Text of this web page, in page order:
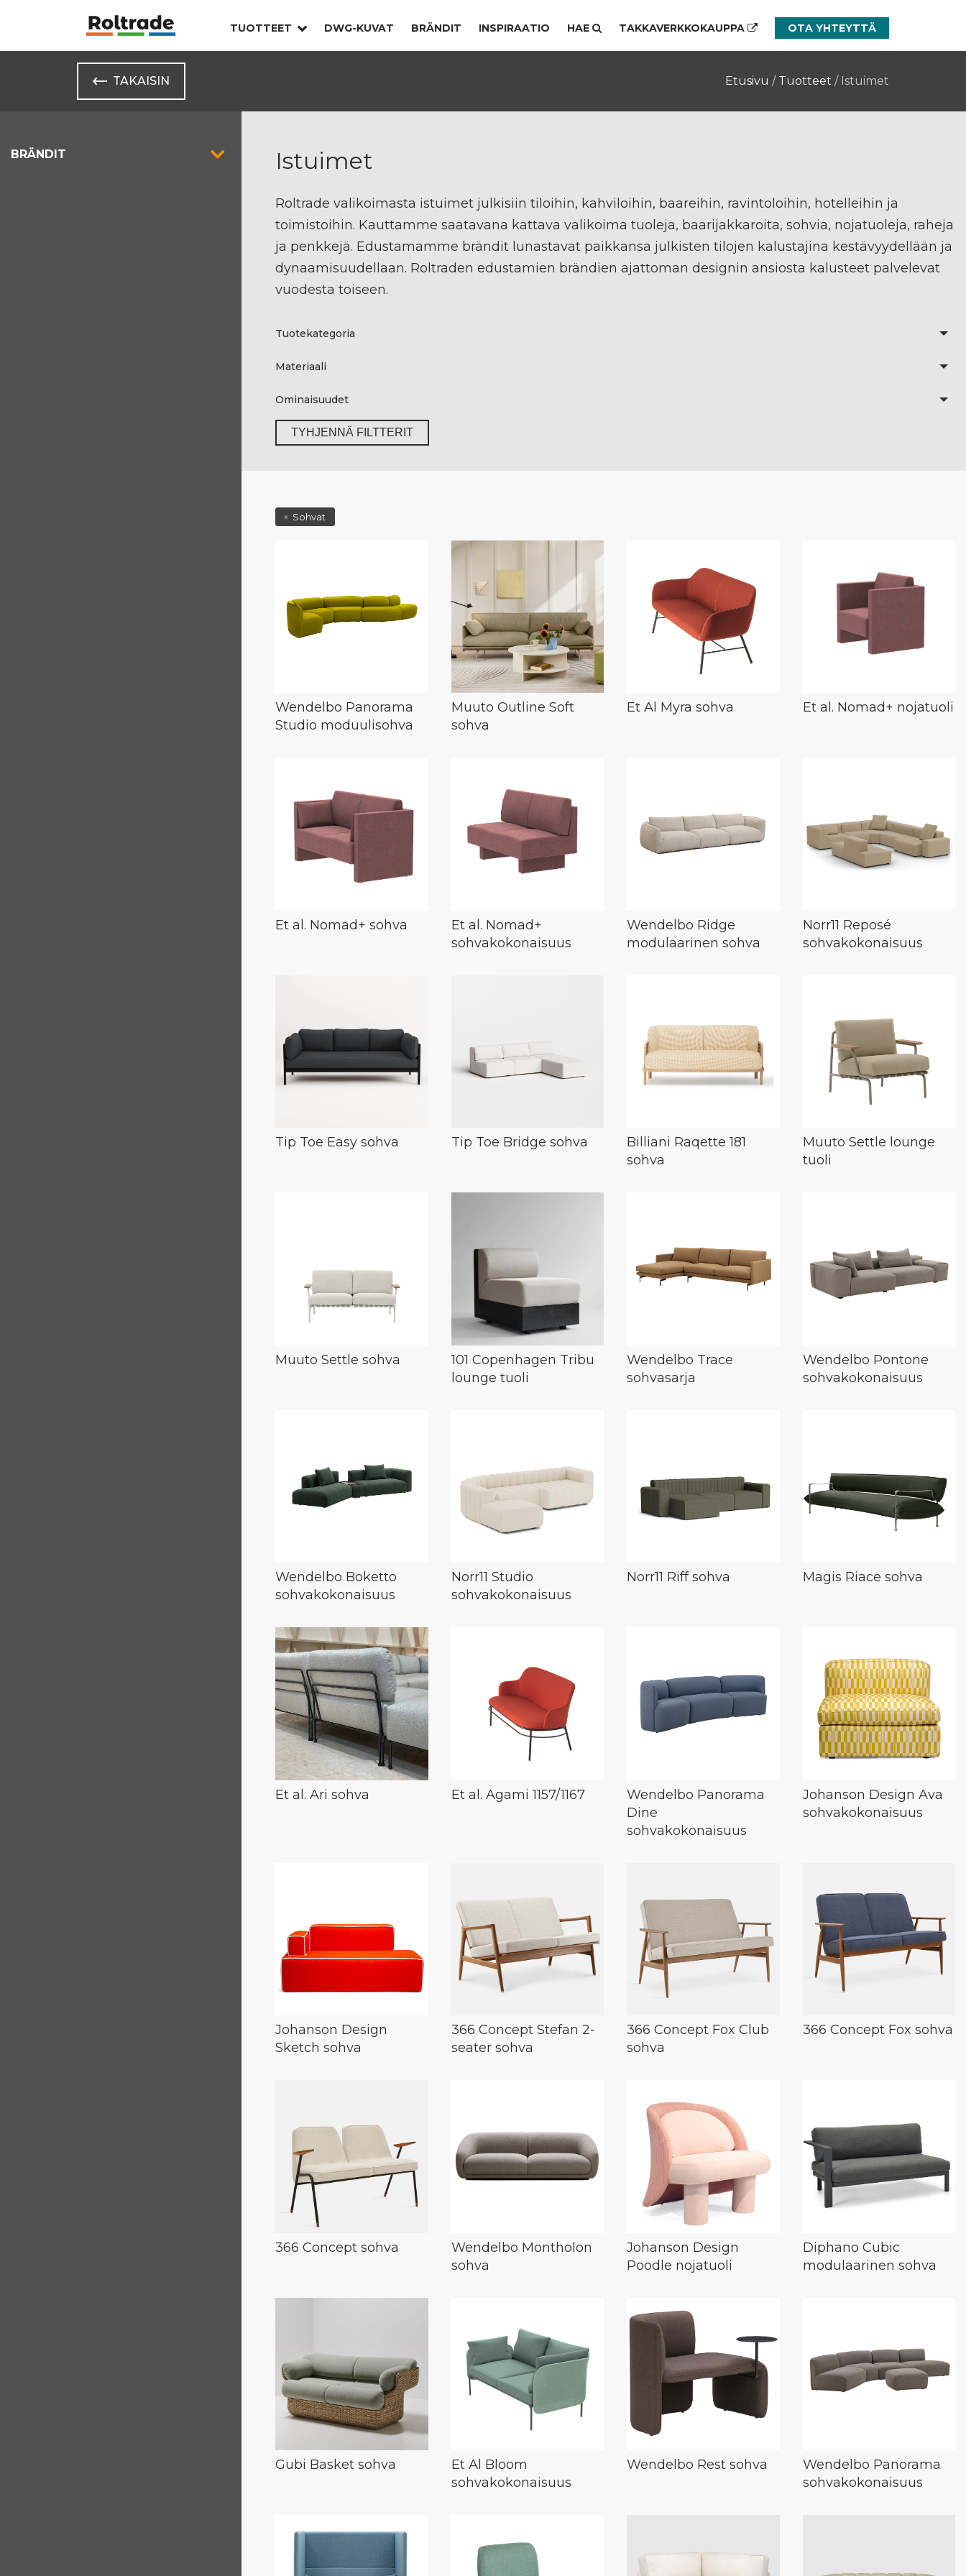
TUOTTEET DWG-KUVAT BRÄNDIT INSPIRAATIO HAE TAKKAVERKKOKAUPPA OTA YHTEYTTÄ
TAKAISIN Etusivu / Tuotteet / Istuimet
BRÄNDIT Istuimet
Roltrade valikoimasta istuimet julkisiin tiloihin, kahviloihin, baareihin, ravintoloihin, hotelleihin ja
toimistoihin. Kauttamme saatavana kattava valikoima tuoleja, baarijakkaroita, sohvia, nojatuoleja, raheja
ja penkkejä. Edustamamme brändit lunastavat paikkansa julkisten tilojen kalustajina kestävyydellään ja
dynaamisuudellaan. Roltraden edustamien brändien ajattoman designin ansiosta kalusteet palvelevat
vuodesta toiseen.
Tuotekategoria
Materiaali
Ominaisuudet
TYHJENNÄ FILTTERIT
Sohvat
Wendelbo Panorama
Studio moduulisohva
Muuto Outline Soft
sohva
Et Al Myra sohva Et al. Nomad+ nojatuoli
Et al. Nomad+ sohva
Et al. Nomad+
sohvakokonaisuus
Wendelbo Ridge
modulaarinen sohva
Norr11 Reposé
sohvakokonaisuus
Tip Toe Easy sohva Tip Toe Bridge sohva
Billiani Raqette 181
sohva
Muuto Settle lounge
tuoli
Muuto Settle sohva
101 Copenhagen Tribu
lounge tuoli
Wendelbo Trace
sohvasarja
Wendelbo Pontone
sohvakokonaisuus
Wendelbo Boketto
sohvakokonaisuus
Norr11 Studio
sohvakokonaisuus
Norr11 Riff sohva Magis Riace sohva
Et al. Ari sohva Et al. Agami 1157/1167
Wendelbo Panorama
Dine
sohvakokonaisuus
Johanson Design Ava
sohvakokonaisuus
Johanson Design
Sketch sohva
366 Concept Stefan 2-
seater sohva
366 Concept Fox Club
sohva
366 Concept Fox sohva
366 Concept sohva
Wendelbo Montholon
sohva
Johanson Design
Poodle nojatuoli
Diphano Cubic
modulaarinen sohva
Gubi Basket sohva
Et Al Bloom
sohvakokonaisuus
Wendelbo Rest sohva
Wendelbo Panorama
sohvakokonaisuus